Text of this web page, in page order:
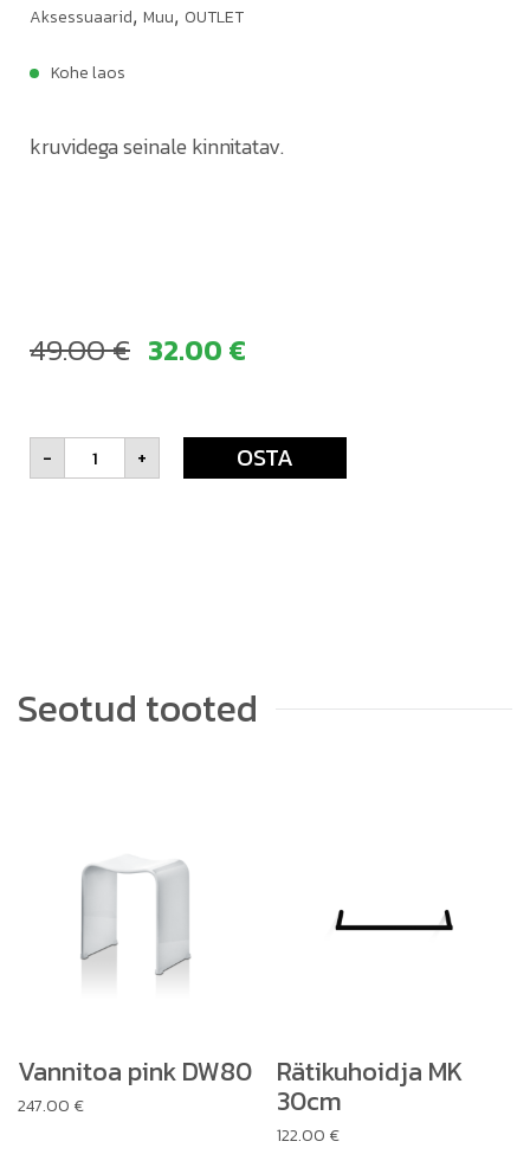
Aksessuaarid, Muu, OUTLET
Kohe laos
kruvidega seinale kinnitatav.
49.00€ 32.00 €
- + OSTA
Seotud tooted
Vannitoa pink DW80
247.00 €
Rätikuhoidja MK
30cm
122.00 €